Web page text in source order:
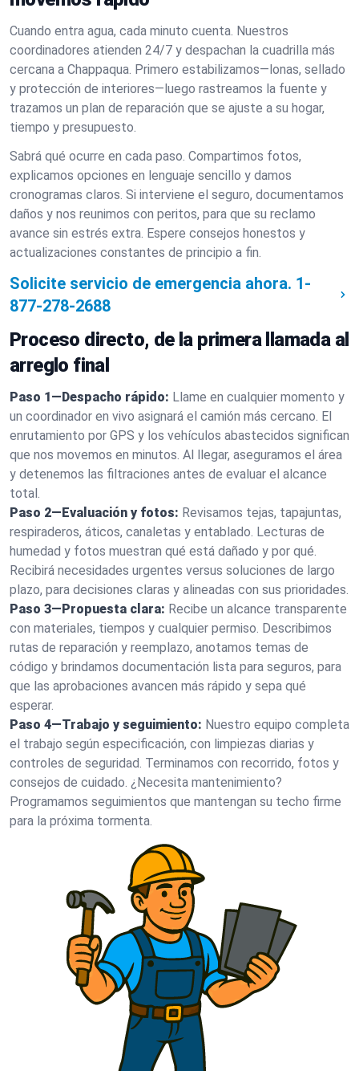
Cuando entra agua, cada minuto cuenta. Nuestros
coordinadores atienden 24/7 y despachan la cuadrilla más
cercana a Chappaqua. Primero estabilizamos—lonas, sellado
y protección de interiores—luego rastreamos la fuente y
trazamos un plan de reparación que se ajuste a su hogar,
tiempo y presupuesto.
Sabrá qué ocurre en cada paso. Compartimos fotos,
explicamos opciones en lenguaje sencillo y damos
cronogramas claros. Si interviene el seguro, documentamos
daños y nos reunimos con peritos, para que su reclamo
avance sin estrés extra. Espere consejos honestos y
actualizaciones constantes de principio a fin.
Solicite servicio de emergencia ahora. 1-
877-278-2688
Proceso directo, de la primera llamada al
arreglo final
Paso 1—Despacho rápido: Llame en cualquier momento y
un coordinador en vivo asignará el camión más cercano. El
enrutamiento por GPS y los vehículos abastecidos significan
que nos movemos en minutos. Al llegar, aseguramos el área
y detenemos las filtraciones antes de evaluar el alcance
total.
Paso 2—Evaluación y fotos: Revisamos tejas, tapajuntas,
respiraderos, áticos, canaletas y entablado. Lecturas de
humedad y fotos muestran qué está dañado y por qué.
Recibirá necesidades urgentes versus soluciones de largo
plazo, para decisiones claras y alineadas con sus prioridades.
Paso 3—Propuesta clara: Recibe un alcance transparente
con materiales, tiempos y cualquier permiso. Describimos
rutas de reparación y reemplazo, anotamos temas de
código y brindamos documentación lista para seguros, para
que las aprobaciones avancen más rápido y sepa qué
esperar.
Paso 4—Trabajo y seguimiento: Nuestro equipo completa
el trabajo según especificación, con limpiezas diarias y
controles de seguridad. Terminamos con recorrido, fotos y
consejos de cuidado. ¿Necesita mantenimiento?
Programamos seguimientos que mantengan su techo firme
para la próxima tormenta.